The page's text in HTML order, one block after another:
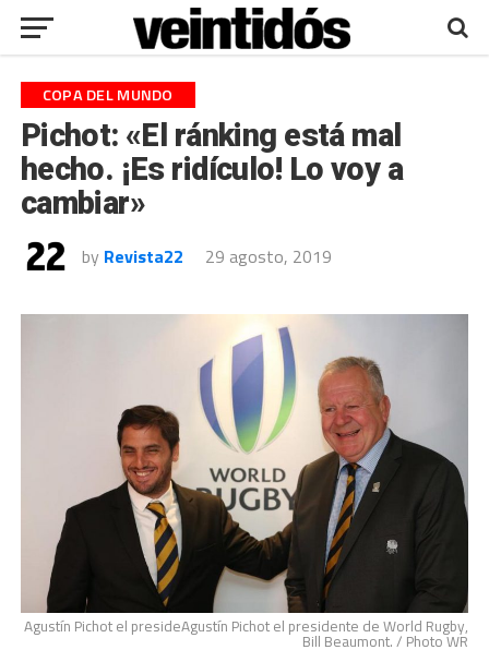
COPA DEL MUNDO
Pichot: «El ránking está mal
hecho. ¡Es ridículo! Lo voy a
cambiar»
by Revista22 29 agosto, 2019
Agustín Pichot el presideAgustín Pichot el presidente de World Rugby,
Bill Beaumont. / Photo WR